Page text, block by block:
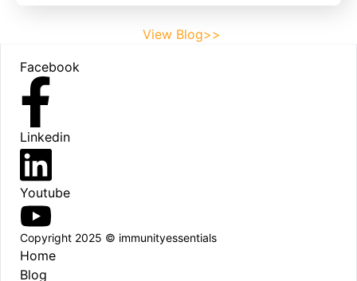
View Blog>>
Facebook
Linkedin
Youtube
Copyright 2025 © immunityessentials
Home
Blog